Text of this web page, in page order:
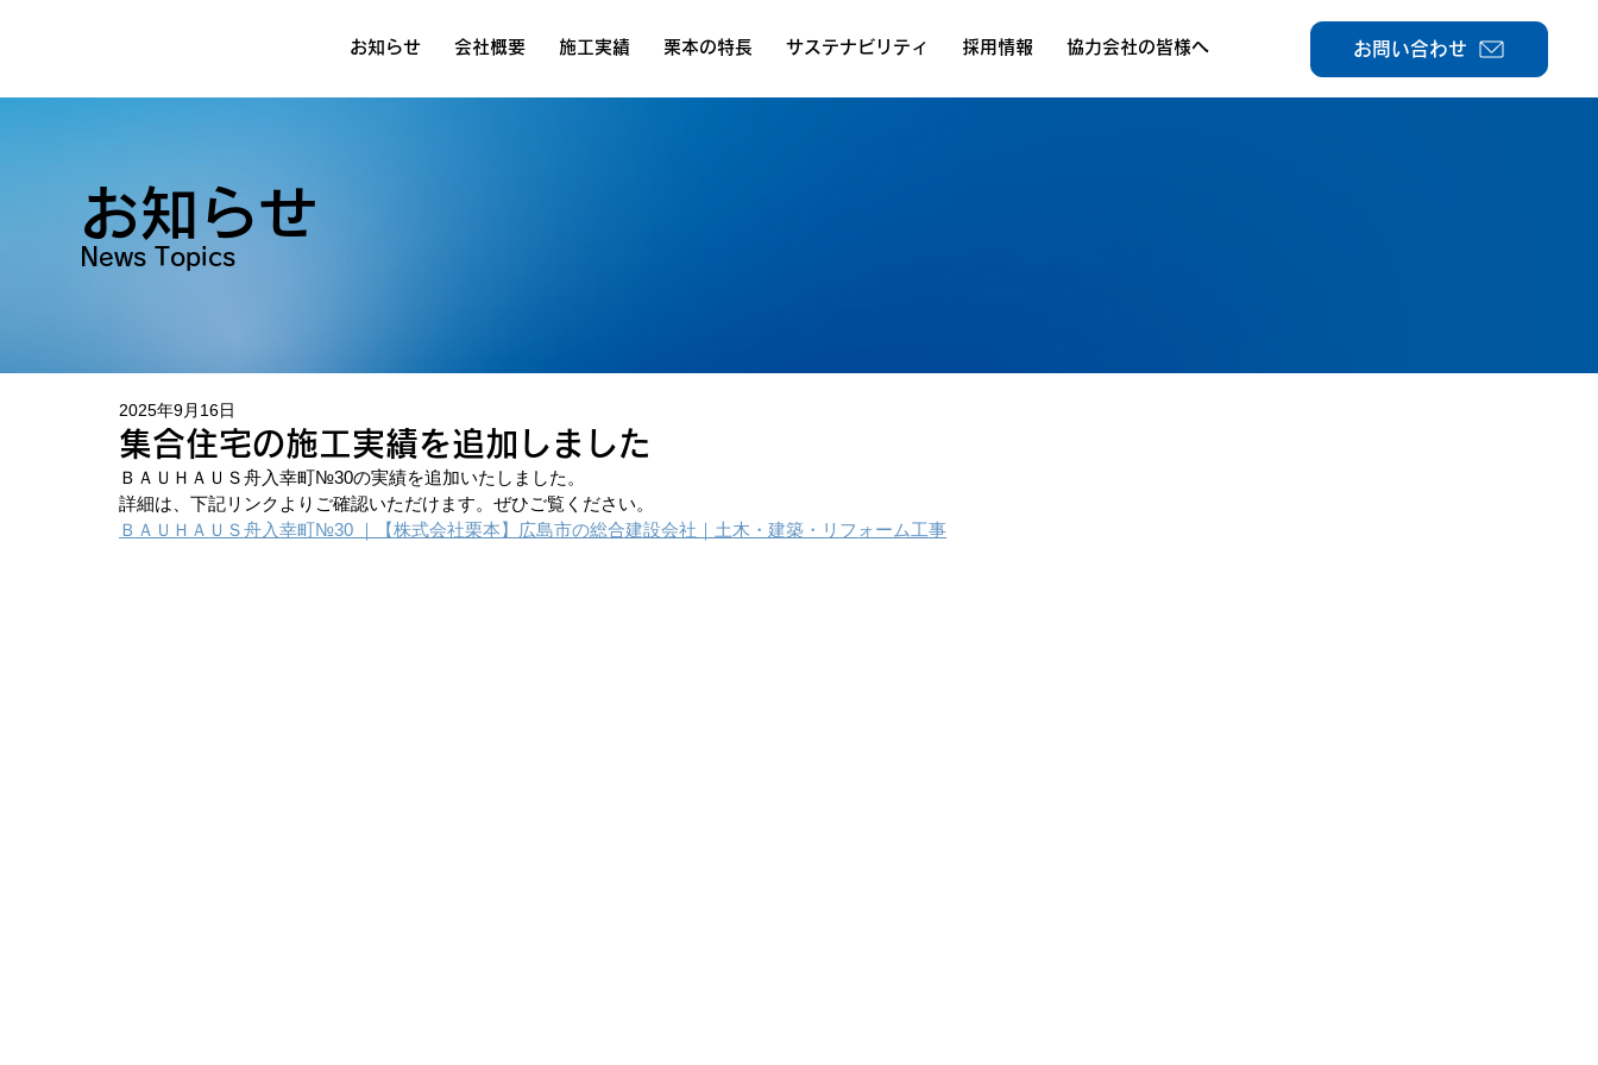
お知らせ 会社概要 施工実績 栗本の特長 サステナビリティ 採用情報 協力会社の皆様へ お問い合わせ
News Topics
お知らせ
集合住宅の施工実績を追加しました
2025年9月16日
ＢＡＵＨＡＵＳ舟入幸町№30の実績を追加いたしました。
詳細は、下記リンクよりご確認いただけます。ぜひご覧ください。
ＢＡＵＨＡＵＳ舟入幸町№30 ｜【株式会社栗本】広島市の総合建設会社｜土木・建築・リフォーム工事